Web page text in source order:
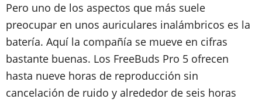
Pero uno de los aspectos que más suele
preocupar en unos auriculares inalámbricos es la
batería. Aquí la compañía se mueve en cifras
bastante buenas. Los FreeBuds Pro 5 ofrecen
hasta nueve horas de reproducción sin
cancelación de ruido y alrededor de seis horas